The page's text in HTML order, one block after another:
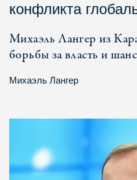
конфликта
Михаэль Лангер из
борьбы за власть и
Михаэль Лангер